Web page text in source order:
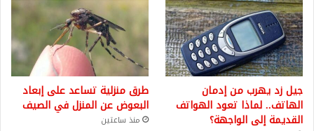
جيل زد يهرب من إدمان
الهاتف.. لماذا تعود الهواتف
القديمة إلى الواجهة؟
طرق منزلية تساعد على إبعاد
البعوض عن المنزل في الصيف
منذ ساعتين